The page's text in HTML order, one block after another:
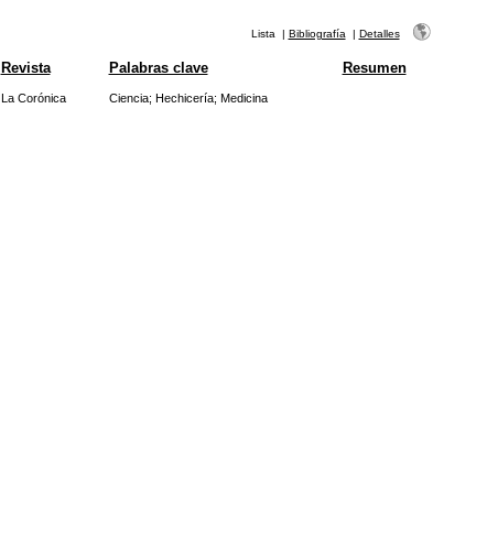
Lista | Bibliografía | Detalles
Revista Palabras clave Resumen
La Corónica Ciencia; Hechicería; Medicina